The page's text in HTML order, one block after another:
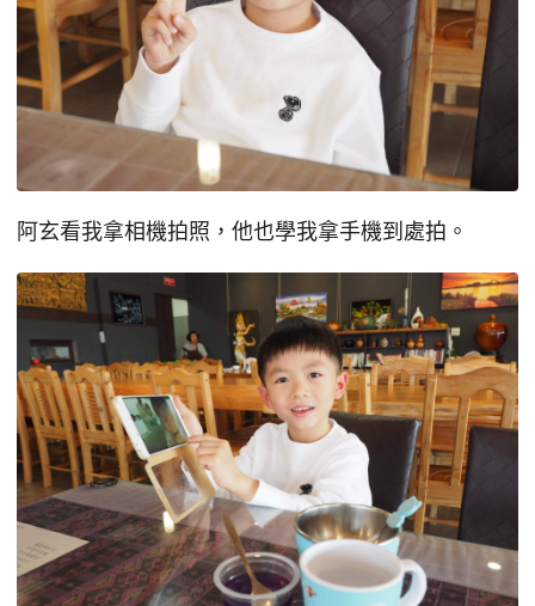
阿玄看我拿相機拍照，他也學我拿手機到處拍。